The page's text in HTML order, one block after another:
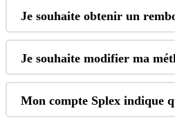
Je souhaite obtenir un
Je souhaite modifier ma mé
Mon compte Splex indique